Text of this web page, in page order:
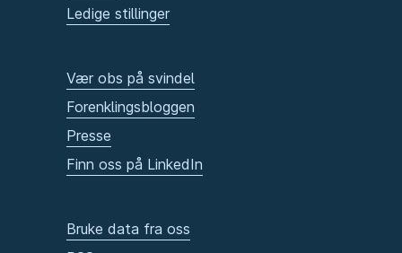
Ledige stillinger
Vær obs på svindel
Forenklingsbloggen
Presse
Finn oss på LinkedIn
Bruke data fra oss